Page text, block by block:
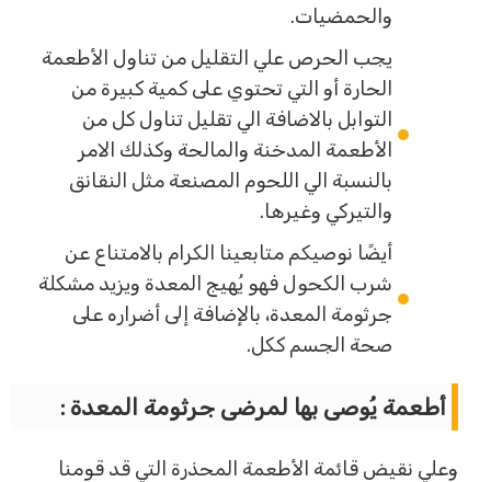
والحمضيات.
يجب الحرص علي التقليل من تناول الأطعمة
الحارة أو التي تحتوي على كمية كبيرة من
التوابل بالاضافة الي تقليل تناول كل من
الأطعمة المدخنة والمالحة وكذلك الامر
بالنسبة الي اللحوم المصنعة مثل النقانق
والتيركي وغيرها.
أيضًا نوصيكم متابعينا الكرام بالامتناع عن
شرب الكحول فهو يُهيج المعدة ويزيد مشكلة
جرثومة المعدة، بالإضافة إلى أضراره على
صحة الجسم ككل.
أطعمة يُوصى بها لمرضى جرثومة المعدة :
وعلي نقيض قائمة الأطعمة المحذرة التي قد قومنا